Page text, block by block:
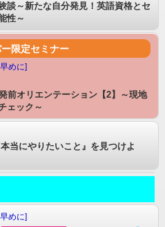
談～新たな自分発見！英語資格とセ
性～
ー限定セミナー
めに]
前オリエンテーション【2】～現地
ェック～
当にやりたいこと』を見つけよ
めに]